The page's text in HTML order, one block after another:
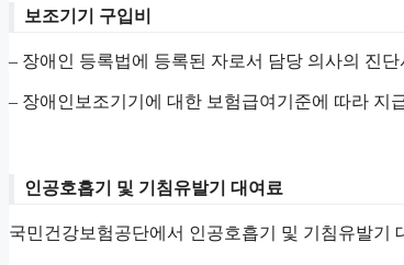
보조기기 구입비
– 장애인 등록법에 등록된 자로서 담당 의사의 진
– 장애인보조기기에 대한 보험급여기준에 따라 지
인공호흡기 및 기침유발기 대여료
국민건강보험공단에서 인공호흡기 및 기침유발기